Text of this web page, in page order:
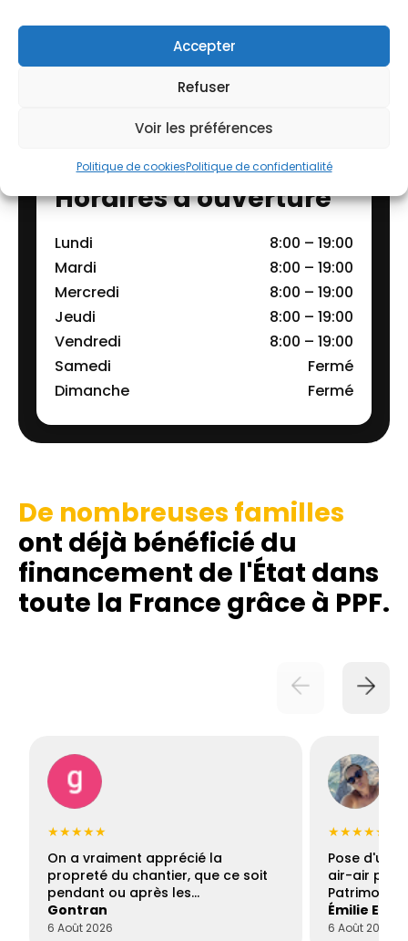
Accepter
Refuser
Voir les préférences
Politique de cookiesPolitique de confidentialité
04 20 98 43 65
Horaires d'ouverture
Lundi
8:00 – 19:00
Mardi
8:00 – 19:00
Mercredi
8:00 – 19:00
Jeudi
8:00 – 19:00
Vendredi
8:00 – 19:00
Samedi
Fermé
Dimanche
Fermé
De nombreuses familles
ont déjà bénéficié du
financement de l'État dans
toute la France grâce à PPF.
★★★★★
On a vraiment apprécié la
propreté du chantier, que ce soit
pendant ou après les…
Gontran
6 Août 2026
★★★★★
Pose d'une
air-air par
Patrimoine
Émilie
6 Août 2026